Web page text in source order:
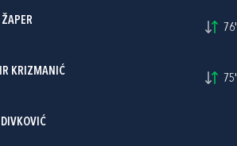
76'
KRIZMANIĆ
75'